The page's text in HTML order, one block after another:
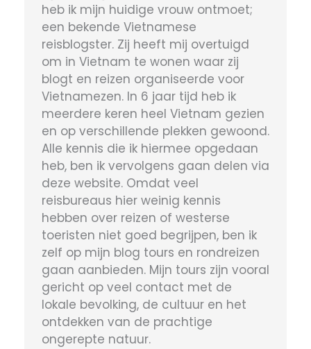
heb ik mijn huidige vrouw ontmoet;
een bekende Vietnamese
reisblogster. Zij heeft mij overtuigd
om in Vietnam te wonen waar zij
blogt en reizen organiseerde voor
Vietnamezen. In 6 jaar tijd heb ik
meerdere keren heel Vietnam gezien
en op verschillende plekken gewoond.
Alle kennis die ik hiermee opgedaan
heb, ben ik vervolgens gaan delen via
deze website. Omdat veel
reisbureaus hier weinig kennis
hebben over reizen of westerse
toeristen niet goed begrijpen, ben ik
zelf op mijn blog tours en rondreizen
gaan aanbieden. Mijn tours zijn vooral
gericht op veel contact met de
lokale bevolking, de cultuur en het
ontdekken van de prachtige
ongerepte natuur.